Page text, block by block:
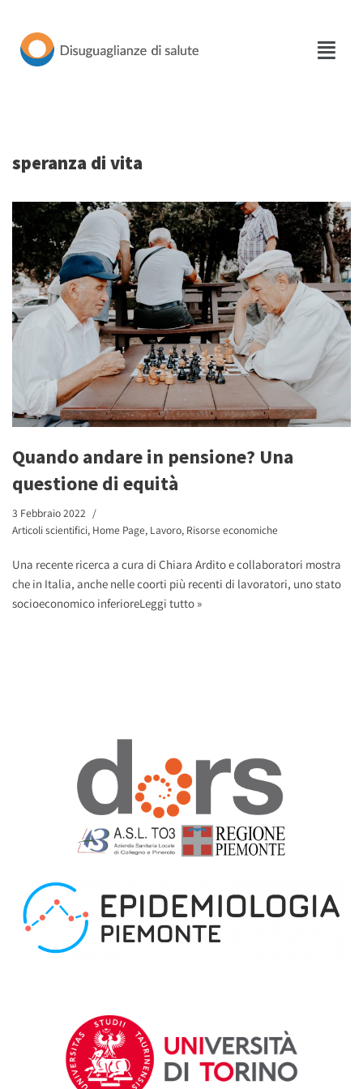
Vai
speranza di vita
Quando andare in pensione? Una
questione di equità
3 Febbraio 2022
Articoli scientifici, Home Page, Lavoro, Risorse economiche
Una recente ricerca a cura di Chiara Ardito e collaboratori mostra
che in Italia, anche nelle coorti più recenti di lavoratori, uno stato
socioeconomico inferioreLeggi tutto »